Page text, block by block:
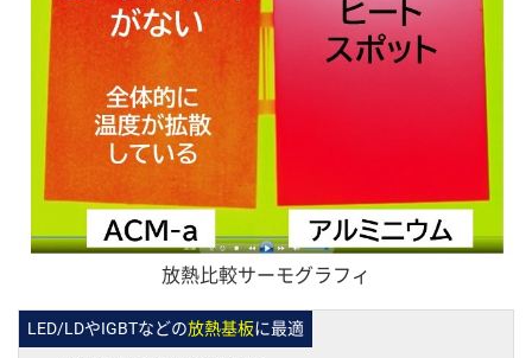
放熱比較サーモグラフィ
LED/LDやIGBTなどの放熱基板に最適